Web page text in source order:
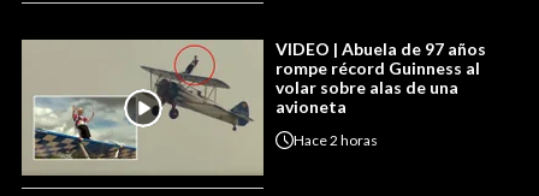
VIDEO | Abuela de 97 años
rompe récord Guinness al
volar sobre alas de una
avioneta
Hace2 horas